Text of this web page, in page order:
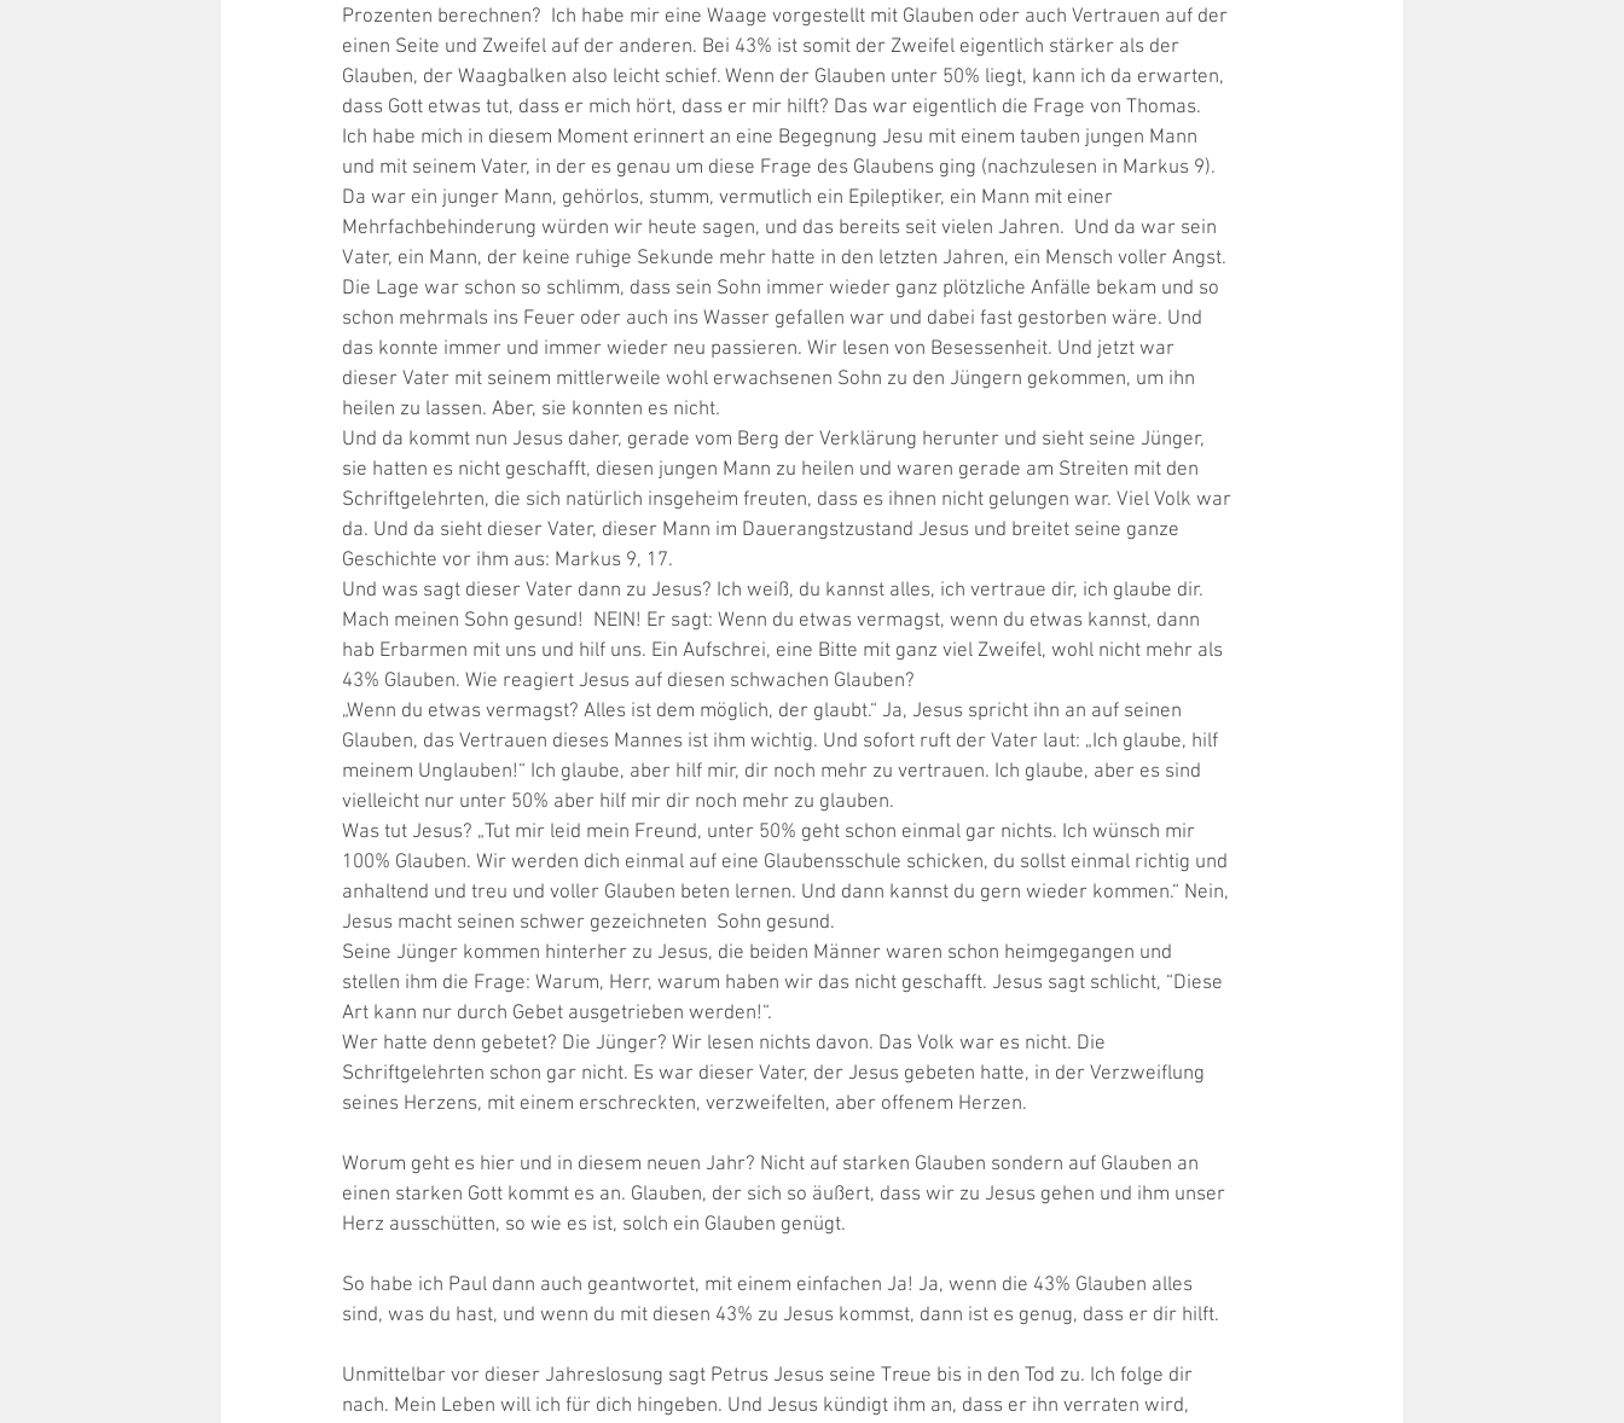
Prozenten berechnen?  Ich habe mir eine Waage vorgestellt mit Glauben oder auch Vertrauen auf der
einen Seite und Zweifel auf der anderen. Bei 43% ist somit der Zweifel eigentlich stärker als der
Glauben, der Waagbalken also leicht schief. Wenn der Glauben unter 50% liegt, kann ich da erwarten,
dass Gott etwas tut, dass er mich hört, dass er mir hilft? Das war eigentlich die Frage von Thomas.
Ich habe mich in diesem Moment erinnert an eine Begegnung Jesu mit einem tauben jungen Mann
und mit seinem Vater, in der es genau um diese Frage des Glaubens ging (nachzulesen in Markus 9).
Da war ein junger Mann, gehörlos, stumm, vermutlich ein Epileptiker, ein Mann mit einer
Mehrfachbehinderung würden wir heute sagen, und das bereits seit vielen Jahren.  Und da war sein
Vater, ein Mann, der keine ruhige Sekunde mehr hatte in den letzten Jahren, ein Mensch voller Angst.
Die Lage war schon so schlimm, dass sein Sohn immer wieder ganz plötzliche Anfälle bekam und so
schon mehrmals ins Feuer oder auch ins Wasser gefallen war und dabei fast gestorben wäre. Und
das konnte immer und immer wieder neu passieren. Wir lesen von Besessenheit. Und jetzt war
dieser Vater mit seinem mittlerweile wohl erwachsenen Sohn zu den Jüngern gekommen, um ihn
heilen zu lassen. Aber, sie konnten es nicht.
Und da kommt nun Jesus daher, gerade vom Berg der Verklärung herunter und sieht seine Jünger,
sie hatten es nicht geschafft, diesen jungen Mann zu heilen und waren gerade am Streiten mit den
Schriftgelehrten, die sich natürlich insgeheim freuten, dass es ihnen nicht gelungen war. Viel Volk war
da. Und da sieht dieser Vater, dieser Mann im Dauerangstzustand Jesus und breitet seine ganze
Geschichte vor ihm aus: Markus 9, 17.
Und was sagt dieser Vater dann zu Jesus? Ich weiß, du kannst alles, ich vertraue dir, ich glaube dir.
Mach meinen Sohn gesund!  NEIN! Er sagt: Wenn du etwas vermagst, wenn du etwas kannst, dann
hab Erbarmen mit uns und hilf uns. Ein Aufschrei, eine Bitte mit ganz viel Zweifel, wohl nicht mehr als
43% Glauben. Wie reagiert Jesus auf diesen schwachen Glauben?
„Wenn du etwas vermagst? Alles ist dem möglich, der glaubt.“ Ja, Jesus spricht ihn an auf seinen
Glauben, das Vertrauen dieses Mannes ist ihm wichtig. Und sofort ruft der Vater laut: „Ich glaube, hilf
meinem Unglauben!“ Ich glaube, aber hilf mir, dir noch mehr zu vertrauen. Ich glaube, aber es sind
vielleicht nur unter 50% aber hilf mir dir noch mehr zu glauben.
Was tut Jesus? „Tut mir leid mein Freund, unter 50% geht schon einmal gar nichts. Ich wünsch mir
100% Glauben. Wir werden dich einmal auf eine Glaubensschule schicken, du sollst einmal richtig und
anhaltend und treu und voller Glauben beten lernen. Und dann kannst du gern wieder kommen.“ Nein,
Jesus macht seinen schwer gezeichneten  Sohn gesund.
Seine Jünger kommen hinterher zu Jesus, die beiden Männer waren schon heimgegangen und
stellen ihm die Frage: Warum, Herr, warum haben wir das nicht geschafft. Jesus sagt schlicht, “Diese
Art kann nur durch Gebet ausgetrieben werden!“.
Wer hatte denn gebetet? Die Jünger? Wir lesen nichts davon. Das Volk war es nicht. Die
Schriftgelehrten schon gar nicht. Es war dieser Vater, der Jesus gebeten hatte, in der Verzweiflung
seines Herzens, mit einem erschreckten, verzweifelten, aber offenem Herzen.
Worum geht es hier und in diesem neuen Jahr? Nicht auf starken Glauben sondern auf Glauben an
einen starken Gott kommt es an. Glauben, der sich so äußert, dass wir zu Jesus gehen und ihm unser
Herz ausschütten, so wie es ist, solch ein Glauben genügt.
So habe ich Paul dann auch geantwortet, mit einem einfachen Ja! Ja, wenn die 43% Glauben alles
sind, was du hast, und wenn du mit diesen 43% zu Jesus kommst, dann ist es genug, dass er dir hilft.
Unmittelbar vor dieser Jahreslosung sagt Petrus Jesus seine Treue bis in den Tod zu. Ich folge dir
nach. Mein Leben will ich für dich hingeben. Und Jesus kündigt ihm an, dass er ihn verraten wird,